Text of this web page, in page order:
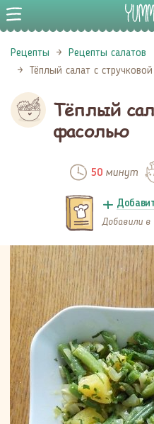
Рецепты
Рецепты салатов
Тёплый салат с
Тёплый
фасолью
50минут
Добавили в